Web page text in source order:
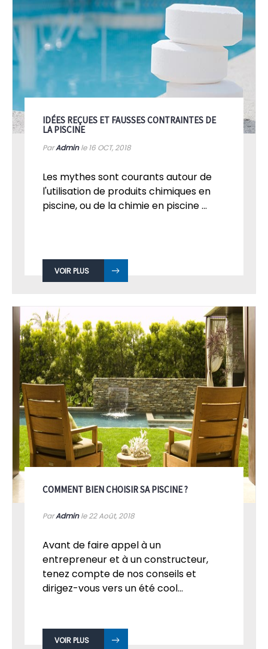
IDÉES REÇUES ET FAUSSES CONTRAINTES DE
LA PISCINE
ParAdminle 16 OCT, 2018
Les mythes sont courants autour de
l'utilisation de produits chimiques en
piscine, ou de la chimie en piscine ...
VOIR PLUS
COMMENT BIEN CHOISIR SA PISCINE ?
ParAdminle 22Août, 2018
Avant de faire appel à un
entrepreneur et à un constructeur,
tenez compte de nos conseils et
dirigez-vous vers un été cool...
VOIR PLUS